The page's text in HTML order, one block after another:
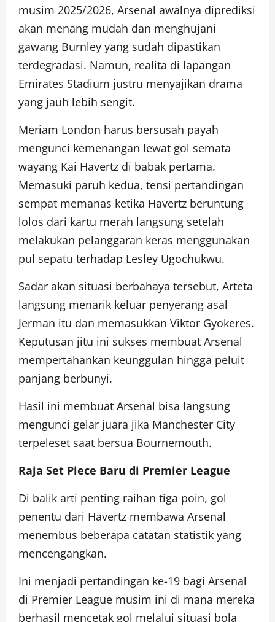
musim 2025/2026, Arsenal awalnya diprediksi
akan menang mudah dan menghujani
gawang Burnley yang sudah dipastikan
terdegradasi. Namun, realita di lapangan
Emirates Stadium justru menyajikan drama
yang jauh lebih sengit.
Meriam London harus bersusah payah
mengunci kemenangan lewat gol semata
wayang Kai Havertz di babak pertama.
Memasuki paruh kedua, tensi pertandingan
sempat memanas ketika Havertz beruntung
lolos dari kartu merah langsung setelah
melakukan pelanggaran keras menggunakan
pul sepatu terhadap Lesley Ugochukwu.
Sadar akan situasi berbahaya tersebut, Arteta
langsung menarik keluar penyerang asal
Jerman itu dan memasukkan Viktor Gyokeres.
Keputusan jitu ini sukses membuat Arsenal
mempertahankan keunggulan hingga peluit
panjang berbunyi.
Hasil ini membuat Arsenal bisa langsung
mengunci gelar juara jika Manchester City
terpeleset saat bersua Bournemouth.
Raja Set Piece Baru di Premier League
Di balik arti penting raihan tiga poin, gol
penentu dari Havertz membawa Arsenal
menembus beberapa catatan statistik yang
mencengangkan.
Ini menjadi pertandingan ke-19 bagi Arsenal
di Premier League musim ini di mana mereka
berhasil mencetak gol melalui situasi bola